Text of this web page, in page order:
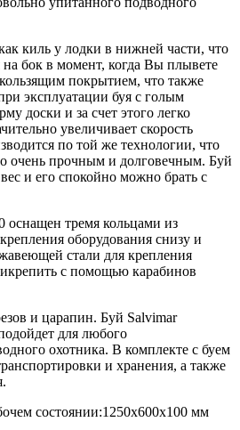
киль у лодки в нижней части, что
на бок в момент, когда Вы плывете
покрытием, что также
эксплуатации буя с голым
доски и за счет этого легко
увеличивает скорость
по той же технологии, что
очень прочным и долговечным. Буй
и его спокойно можно брать с
тремя кольцами из
оборудования снизу и
стали для крепления
с помощью карабинов
и царапин. Буй Salvimar
для любого
охотника. В комплекте с буем
и хранения, а также
состоянии:1250х600х100 мм